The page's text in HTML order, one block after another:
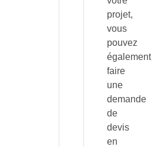
projet,
vous
pouvez
également
faire
une
demande
de
devis
en